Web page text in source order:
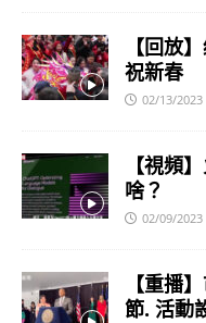
【回放
祝新春
02/13/2023
【視頻
啥？
02/09/2023
【重播
節. 活動